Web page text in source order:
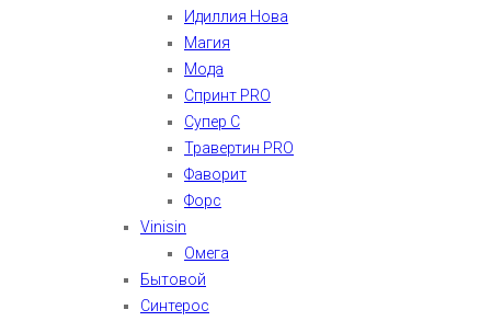
Идиллия Нова
Магия
Мода
Спринт PRO
Супер С
Травертин PRO
Фаворит
Форс
Vinisin
Омега
Бытовой
Синтерос